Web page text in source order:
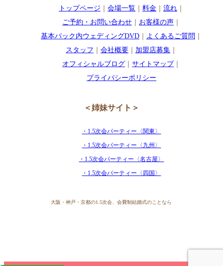
トップページ 会場一覧｜ 料金 流れ｜
ご予約・お問い合わせ｜ お客様の声｜
基本パック内ウェディングDVD｜ よくあるご質問
スタッフ
会社概要｜ 加盟店募集｜
オフィシャルブログ｜ サイトマップ｜
プライバシーポリシー
＜姉妹サイト＞
・1.5次会パーティー〈関東〉
・1.5次会パーティー〈九州〉
・1.5次会パーティー〈名古屋〉
・1.5次会パーティー〈四国〉
大阪・神戸・京都の1.5次会、会費制結婚式のことなら